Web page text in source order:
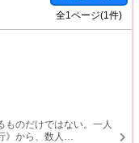
全1ページ(1件)
ものだけではない。一人
》から、数人 …